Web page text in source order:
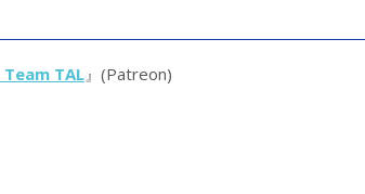
Team TAL』(Patreon)